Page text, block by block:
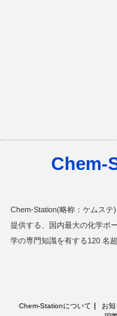
Chem-
Chem-Station(略称：ケムステ
提供する、国内最大の化学ポ
学の専門知識を有する120 名
Chem-Stationについて お